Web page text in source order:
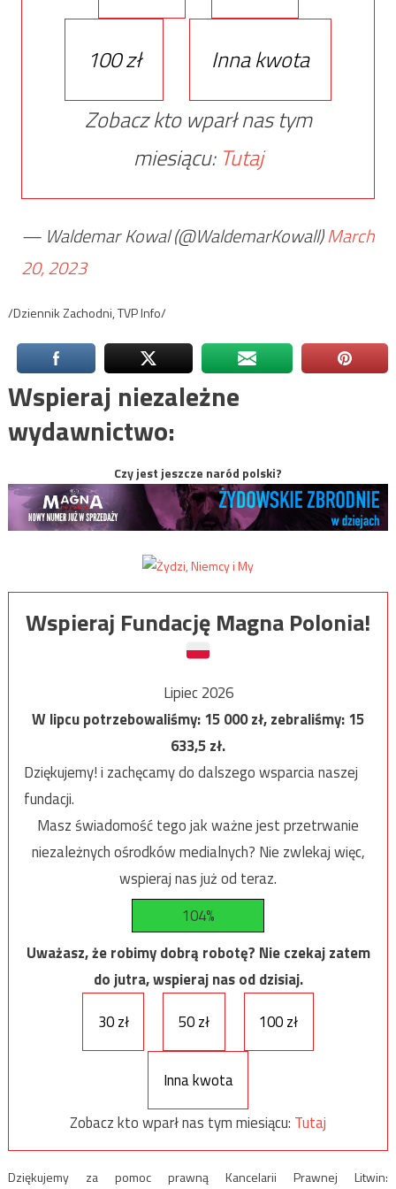
100 zł
Inna kwota
Zobacz kto wparł nas tym
miesiącu: Tutaj
— Waldemar Kowal (@WaldemarKowall)March
20, 2023
/Dziennik Zachodni, TVP Info/
Wspieraj niezależne
wydawnictwo:
Czy jest jeszcze naród polski?
Wspieraj Fundację Magna Polonia!
Lipiec 2026
W lipcu potrzebowaliśmy:15 000zł, zebraliśmy:15
633,5zł.
Dziękujemy! i zachęcamy do dalszego wsparcia naszej
fundacji.
Masz świadomość tego jak ważne jest przetrwanie
niezależnych ośrodków medialnych? Nie zwlekaj więc,
wspieraj nas już od teraz.
104%
Uważasz, że robimy dobrą robotę? Nie czekaj zatem
do jutra, wspieraj nas od dzisiaj.
30 zł
50 zł 100 zł
Inna kwota
Zobacz kto wparł nas tym miesiącu: Tutaj
Dziękujemy za pomoc prawną Kancelarii Prawnej Litwin: